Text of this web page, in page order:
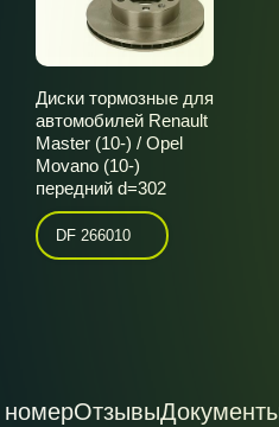
Диски тормозные для
автомобилей Renault
Master (10-) / Opel
Movano (10-)
передний d=302
DF 266010
Отзывы